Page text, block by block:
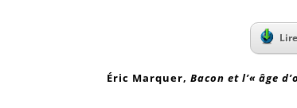
Éric Marquer, Bacon et l’« âge